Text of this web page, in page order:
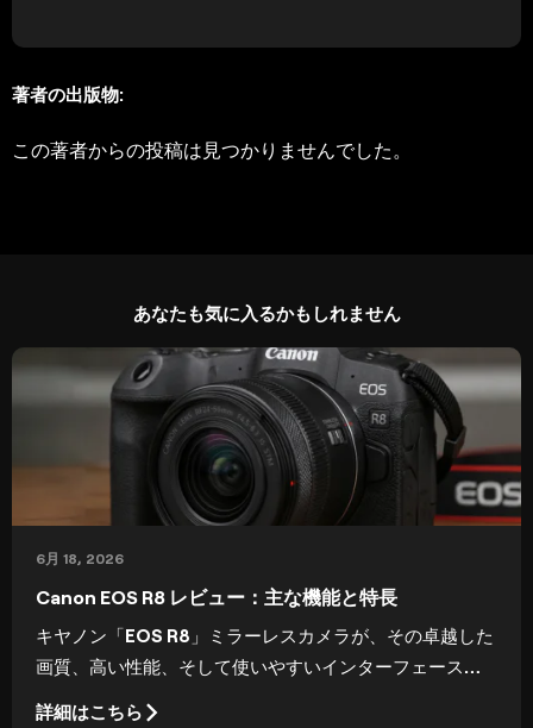
著者の出版物:
この著者からの投稿は見つかりませんでした。
あなたも気に入るかもしれません
6月 18, 2026
Canon EOS R8 レビュー：主な機能と特長
キヤノン「EOS R8」ミラーレスカメラが、その卓越した
画質、高い性能、そして使いやすいインターフェースに
詳細はこちら